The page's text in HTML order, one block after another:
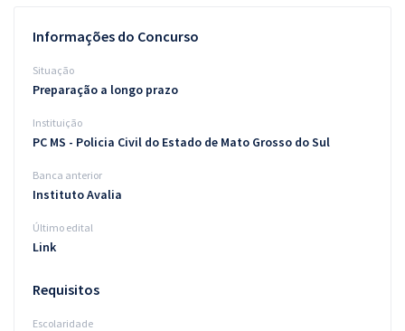
Blog
Aprovados
Atendimento
Informações do Concurso
Situação
Preparação a longo prazo
Instituição
PC MS - Policia Civil do Estado de Mato Grosso do Sul
Banca anterior
Instituto Avalia
Último edital
Link
Requisitos
Escolaridade